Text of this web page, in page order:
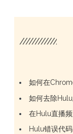
如何在
如何去除
在Hulu直播
Hulu错误代